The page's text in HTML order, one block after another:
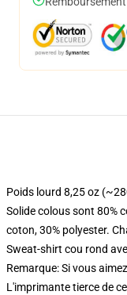
Poids lourd 8,25 oz
Solide colous sont 80%
coton, 30% polyester.
Sweat-shirt cou rond
Remarque: Si vous
L'imprimante tierce de